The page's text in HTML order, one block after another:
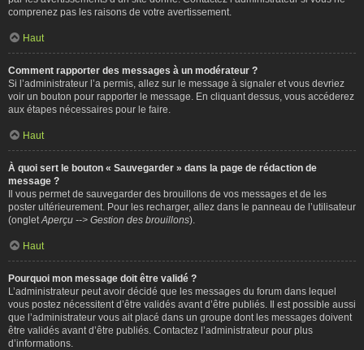
comprenez pas les raisons de votre avertissement.
Haut
Comment rapporter des messages à un modérateur ?
Si l’administrateur l’a permis, allez sur le message à signaler et vous devriez
voir un bouton pour rapporter le message. En cliquant dessus, vous accéderez
aux étapes nécessaires pour le faire.
Haut
À quoi sert le bouton « Sauvegarder » dans la page de rédaction de
message ?
Il vous permet de sauvegarder des brouillons de vos messages et de les
poster ultérieurement. Pour les recharger, allez dans le panneau de l’utilisateur
(onglet Aperçu --> Gestion des brouillons).
Haut
Pourquoi mon message doit être validé ?
L’administrateur peut avoir décidé que les messages du forum dans lequel
vous postez nécessitent d’être validés avant d’être publiés. Il est possible aussi
que l’administrateur vous ait placé dans un groupe dont les messages doivent
être validés avant d’être publiés. Contactez l’administrateur pour plus
d’informations.